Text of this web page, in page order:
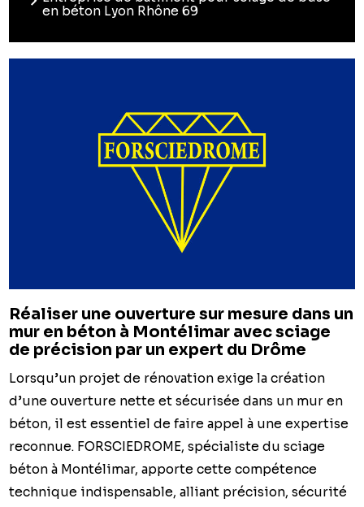
en béton Lyon Rhône 69
Réaliser une ouverture sur mesure dans un
mur en béton à Montélimar avec sciage
de précision par un expert du Drôme
Lorsqu’un projet de rénovation exige la création
d’une ouverture nette et sécurisée dans un mur en
béton, il est essentiel de faire appel à une expertise
reconnue. FORSCIEDROME, spécialiste du sciage
béton à Montélimar, apporte cette compétence
technique indispensable, alliant précision, sécurité